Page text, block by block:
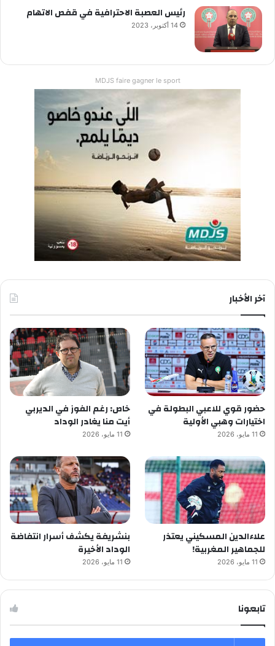
رئيس العصبة الاحترافية في قفص الاتهام
14 أكتوبر، 2023
MDJS faire gagner le sport
آخر الأخبار
حضور قوي للاعبي البطولة في
اختيارات وهبي الأولية
11 مايو، 2026
خاص: رغم الفوز في الديربي
أيت منا يغادر الوداد
11 مايو، 2026
علاءالدين المسكيني يعتذر
للجماهير المغربية!
11 مايو، 2026
بنشريفة يكشف أسرار انتفاضة
الوداد الأخيرة
11 مايو، 2026
تابعونا